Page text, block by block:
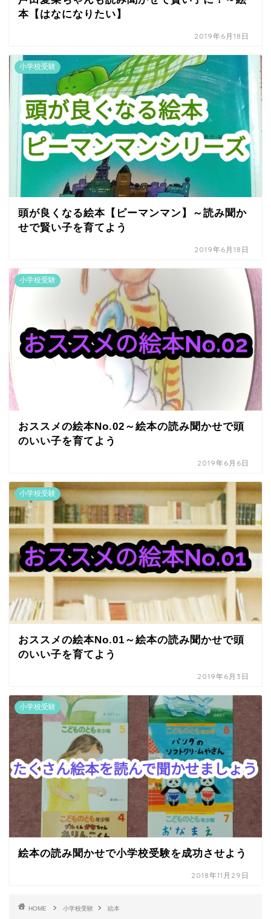
本【はなになりたい】
2019年6月18日
小学校受験
頭が良くなる絵本【ピーマンマン】～読み聞か
せで賢い子を育てよう
2019年6月18日
小学校受験
おススメの絵本No.02～絵本の読み聞かせで頭
のいい子を育てよう
2019年6月6日
小学校受験
おススメの絵本No.01～絵本の読み聞かせで頭
のいい子を育てよう
2019年6月3日
小学校受験
絵本の読み聞かせで小学校受験を成功させよう
2018年11月29日
HOME 小学校受験 絵本